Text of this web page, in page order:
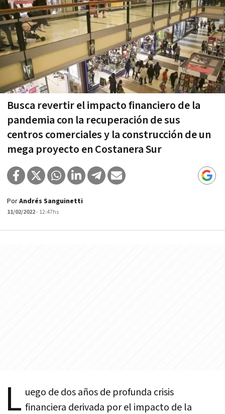
Busca revertir el impacto financiero de la
pandemia con la recuperación de sus
centros comerciales y la construcción de un
mega proyecto en Costanera Sur
PorAndrés Sanguinetti
11/02/2022- 12:47hs
L uego de dos años de profunda crisis
financiera derivada por el impacto de la